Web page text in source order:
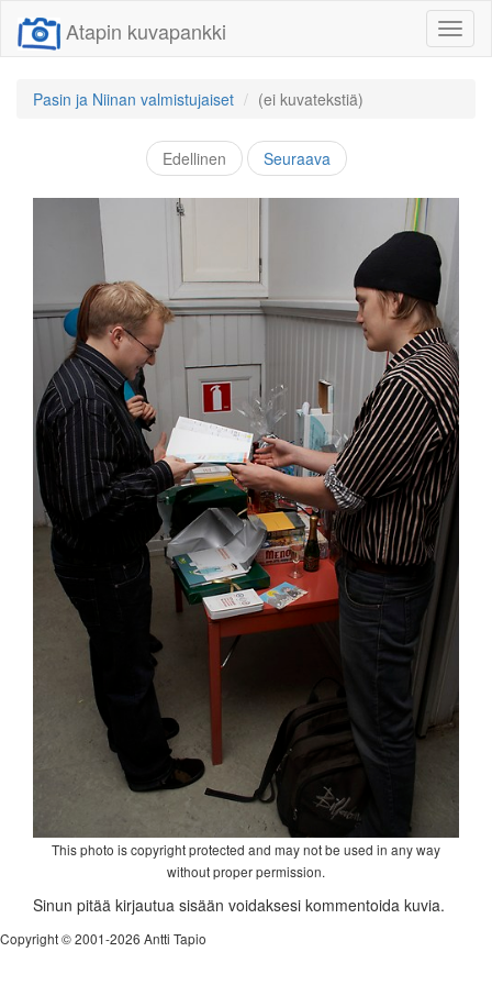
linkit
Atapin kuvapankki
Pasin ja Niinan valmistujaiset (ei kuvatekstiä)
Edellinen Seuraava
This photo is copyright protected and may not be used in any way
without proper permission.
Sinun pitää kirjautua sisään voidaksesi kommentoida kuvia.
Copyright © 2001-2026 Antti Tapio